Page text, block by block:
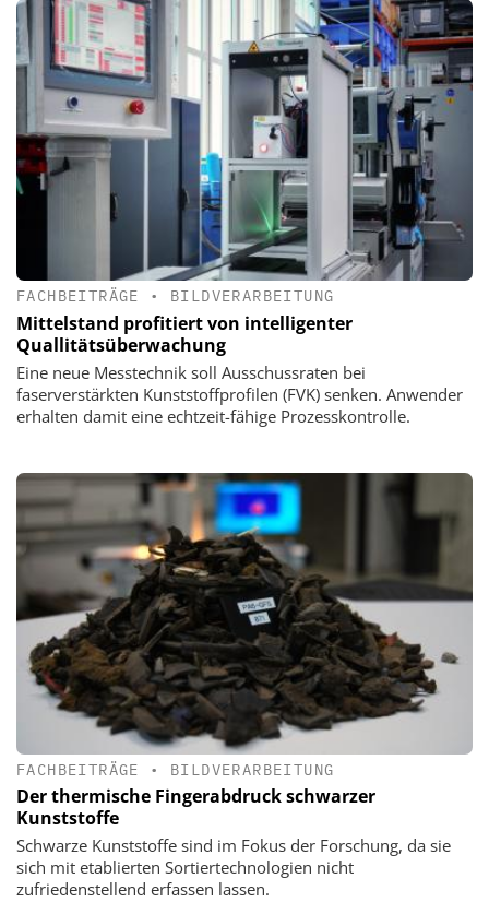
FACHBEITRÄGE • BILDVERARBEITUNG
Mittelstand profitiert von intelligenter
Quallitätsüberwachung
Eine neue Messtechnik soll Ausschussraten bei
faserverstärkten Kunststoff­profilen (FVK) senken. Anwender
erhalten damit eine echtzeit-fähige Prozesskontrolle.
FACHBEITRÄGE • BILDVERARBEITUNG
Der thermische Fingerabdruck schwarzer
Kunststoffe
Schwarze Kunststoffe sind im Fokus der Forschung, da sie
sich mit etablierten Sortiertechnologien nicht
zufriedenstellend erfassen lassen.